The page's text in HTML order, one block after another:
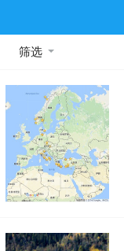
筛选